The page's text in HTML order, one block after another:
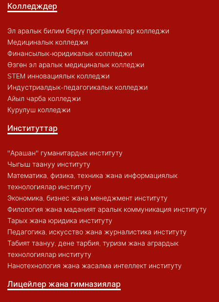
Колледждер
Эл аралык билим берүү программалар колледжи
Медициналык колледжи
Финансылык-юридикалык коллледжи
Өзгөн эл аралык медициналык колледжи
STEM инновациялык колледжи
Индустриалдык-педагогикалык колледжи
Айыл чарба колледжи
Курулуш колледжи
Институттар
"Арашан" гуманитардык институту
Чыгыш таануу институту
Математика, физика, техника жана информациялык
технологиялар институту
Экономика, бизнес жана менеджмент институту
Филология жана маданият аралык коммуникация институту
Тарых жана юридика институту
Педагогика, искусство жана журналистика институту
Табият таануу, дене тарбия, туризм жана агрардык
технологиялар институту
Нанотехнология жана жасалма интеллект институту
Лицейлер жана гимназиялар